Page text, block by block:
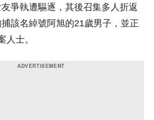
爭執遭驅逐，其後召集多人折返
該名綽號阿旭的21歲男子，並正
人士。